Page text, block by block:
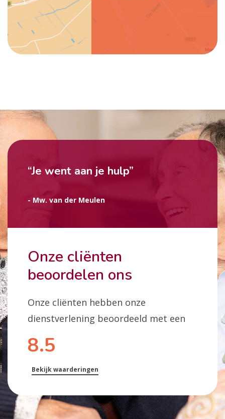
Onze cliënten
beoordelen ons
Onze cliënten hebben onze
dienstverlening beoordeeld met een
8.5
Bekijk waarderingen
“Je went aan je hulp”
- Mw. van der Meulen